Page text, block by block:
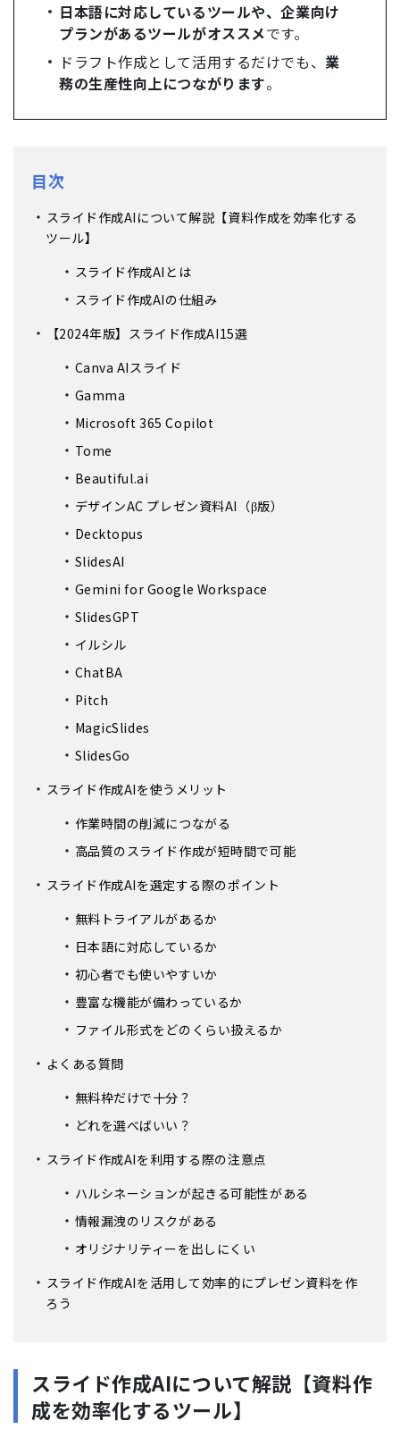
日本語に対応しているツールや、企業向け
プランがあるツールがオススメです。
ドラフト作成として活用するだけでも、 業
務の生産性向上につながります。
目次
スライド作成AIについて解説【資料作成を効率化する
ツール】
スライド作成AIとは
スライド作成AIの仕組み
【2024年版】スライド作成AI15選
Canva AIスライド
Gamma
Microsoft 365 Copilot
Tome
Beautiful.ai
デザインAC プレゼン資料AI（β版）
Decktopus
SlidesAI
Gemini for Google Workspace
SlidesGPT
イルシル
ChatBA
Pitch
MagicSlides
SlidesGo
スライド作成AIを使うメリット
作業時間の削減につながる
高品質のスライド作成が短時間で可能
スライド作成AIを選定する際のポイント
無料トライアルがあるか
日本語に対応しているか
初心者でも使いやすいか
豊富な機能が備わっているか
ファイル形式をどのくらい扱えるか
よくある質問
無料枠だけで十分？
どれを選べばいい？
スライド作成AIを利用する際の注意点
ハルシネーションが起きる可能性がある
情報漏洩のリスクがある
オリジナリティーを出しにくい
スライド作成AIを活用して効率的にプレゼン資料を作
ろう
スライド作成AIについて解説【資料作
成を効率化するツール】